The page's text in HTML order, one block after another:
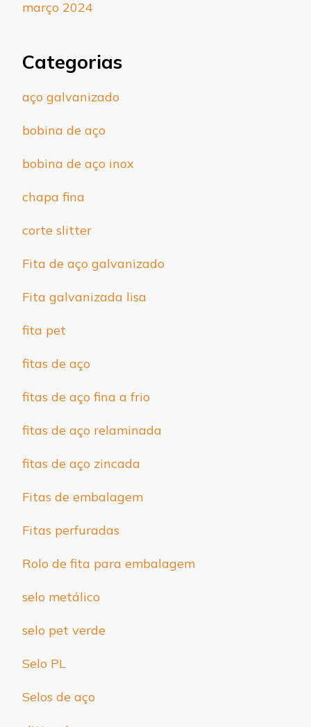
março 2024
Categorias
aço galvanizado
bobina de aço
bobina de aço inox
chapa fina
corte slitter
Fita de aço galvanizado
Fita galvanizada lisa
fita pet
fitas de aço
fitas de aço fina a frio
fitas de aço relaminada
fitas de aço zincada
Fitas de embalagem
Fitas perfuradas
Rolo de fita para embalagem
selo metálico
selo pet verde
Selo PL
Selos de aço